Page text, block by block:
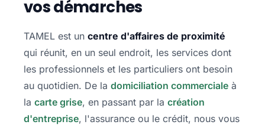
vos démarches
TAMEL est un centre d'affaires de proximité
qui réunit, en un seul endroit, les services dont
les professionnels et les particuliers ont besoin
au quotidien. De la domiciliation commerciale à
la carte grise, en passant par la création
d'entreprise, l'assurance ou le crédit, nous vous